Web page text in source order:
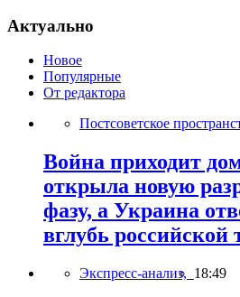
Актуально
Новое
Популярные
От редактора
Постсоветское
Война приходит
открыла новую
фазу, а Украина
вглубь российской
Экспресс-анализ, 18:49